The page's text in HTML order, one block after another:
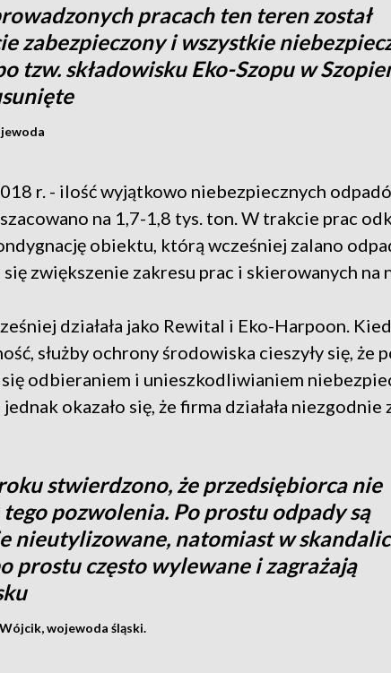
pracach ten teren został
zabezpieczony i wszystkie
tzw. składowisku Eko-Szopu w
r. - ilość wyjątkowo niebezpiecznych
na 1,7-1,8 tys. ton. W trakcie prac
obiektu, którą wcześniej zalano
się zwiększenie zakresu prac i skierowanych na
działała jako Rewital i Eko-Harpoon.
służby ochrony środowiska cieszyły się, że
odbieraniem i unieszkodliwianiem
okazało się, że firma działała niezgodnie
stwierdzono, że przedsiębiorca nie
pozwolenia. Po prostu odpady są
nieutylizowane, natomiast w
prostu często wylewane i zagrażają
wojewoda śląski.